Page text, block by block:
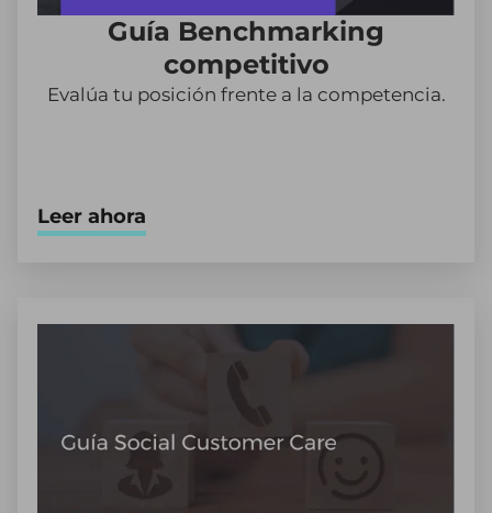
Guía Benchmarking
competitivo
Evalúa tu posición frente a la competencia.
Leer ahora